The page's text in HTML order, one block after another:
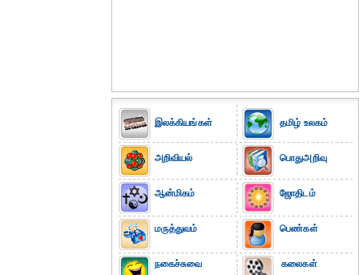
இலக்கியங்கள்
அறிவியல்
ஆன்மிகம்
மருத்துவம்
நகைச்சுவை
தமிழ் உலகம்
பொதுஅறிவு
ஜோதிடம்
பெண்கள்
கலைகள்